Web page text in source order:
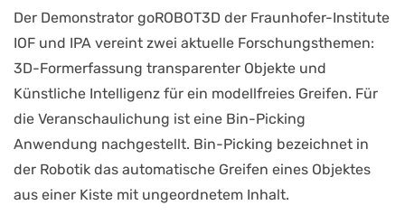
Der Demonstrator goROBOT3D der Fraunhofer-Institute
IOF und IPA vereint zwei aktuelle Forschungsthemen:
3D-Formerfassung transparenter Objekte und
Künstliche Intelligenz für ein modellfreies Greifen. Für
die Veranschaulichung ist eine Bin-Picking
Anwendung nachgestellt. Bin-Picking bezeichnet in
der Robotik das automatische Greifen eines Objektes
aus einer Kiste mit ungeordnetem Inhalt.